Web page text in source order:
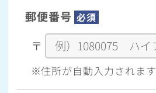
郵便番号 必須
〒
※住所が自動入力されます